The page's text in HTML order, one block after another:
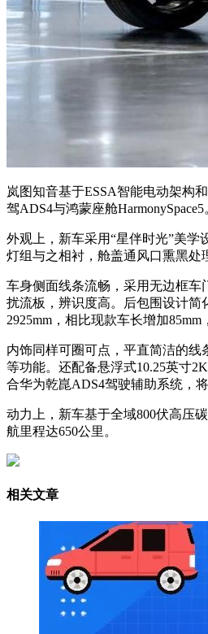
岚图知音基于ESSA智能电动架构
驾ADS4与鸿蒙座舱HarmonySpace5
外观上，新车采用“星伴时光”美学
灯组与之相衬，舱盖通风口熏黑处
车身侧面线条流畅，采用无边框
扰流板，辨识度高。后包围设计简
2925mm，相比现款车长增加85mm
内饰同样可圈可点，平直简洁的线
等功能。还配备悬浮式10.25英寸
合华为乾崑ADS4驾驶辅助系统，
动力上，新车基于全域800伏高压
航里程达650公里。​
相关文章